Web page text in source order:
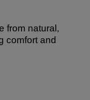
from natural,
comfort and